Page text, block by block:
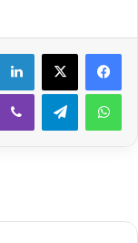
واتساب تيلقرام